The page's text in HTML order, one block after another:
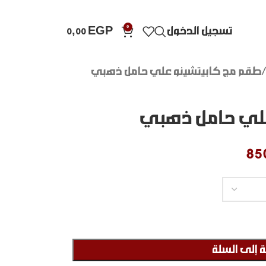
تسجيل الدخول 0
0,00 EGP
طقم مج كابيتشينو علي حامل ذهبي
حامل ذهبي
إلى السلة